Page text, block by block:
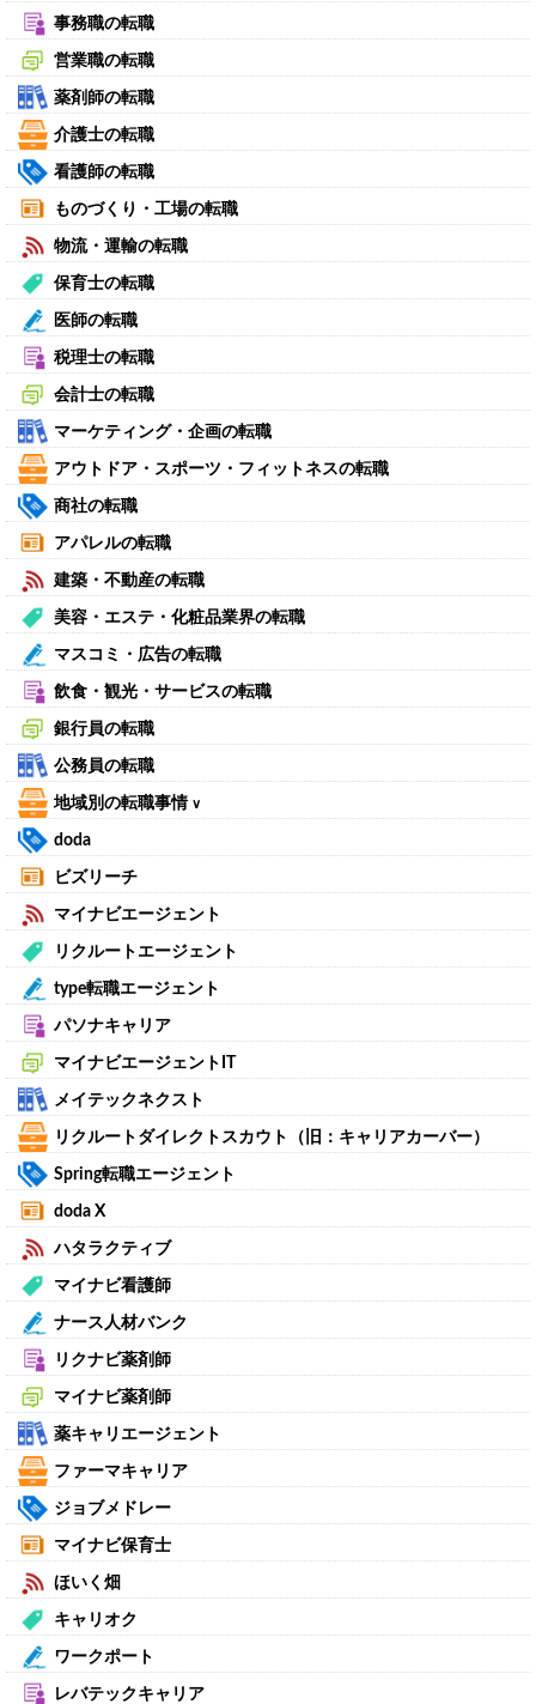
事務職の転職
営業職の転職
薬剤師の転職
介護士の転職
看護師の転職
ものづくり・工場の転職
物流・運輸の転職
保育士の転職
医師の転職
税理士の転職
会計士の転職
マーケティング・企画の転職
アウトドア・スポーツ・フィットネスの転職
商社の転職
アパレルの転職
建築・不動産の転職
美容・エステ・化粧品業界の転職
マスコミ・広告の転職
飲食・観光・サービスの転職
銀行員の転職
公務員の転職
地域別の転職事情 ∨
doda
ビズリーチ
マイナビエージェント
リクルートエージェント
type転職エージェント
パソナキャリア
マイナビエージェントIT
メイテックネクスト
リクルートダイレクトスカウト（旧：キャリアカーバー）
Spring転職エージェント
doda X
ハタラクティブ
マイナビ看護師
ナース人材バンク
リクナビ薬剤師
マイナビ薬剤師
薬キャリエージェント
ファーマキャリア
ジョブメドレー
マイナビ保育士
ほいく畑
キャリオク
ワークポート
レバテックキャリア